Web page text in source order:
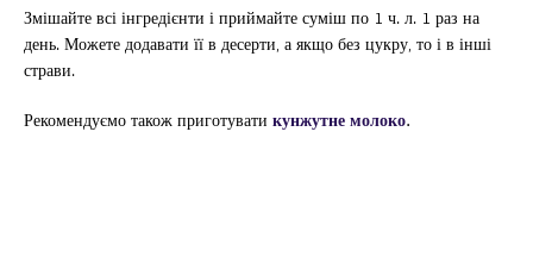
Змішайте всі інгредієнти і приймайте суміш по 1 ч. л. 1 раз на
день. Можете додавати її в десерти, а якщо без цукру, то і в інші
страви.
Рекомендуємо також приготувати кунжутне молоко.